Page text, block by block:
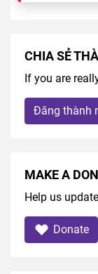
CHIA SẺ
If you are
Đăng thành
MAKE A
Help us
Donate